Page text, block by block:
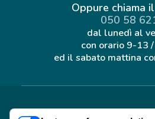
Oppure chiama
050 58
dal lunedì al
con orario 9-13
ed il sabato mattina